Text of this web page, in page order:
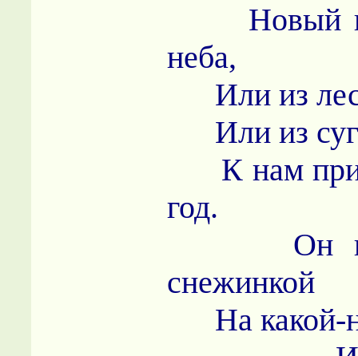
Новый
неба,
Или из
Или из
К нам
год.
Он
снежинкой
На какой-